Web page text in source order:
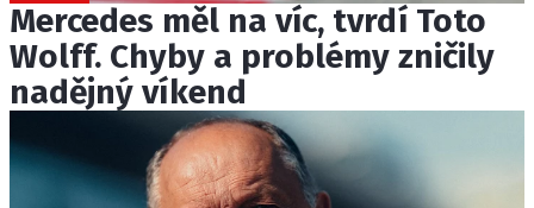
Mercedes měl na víc, tvrdí Toto
Wolff. Chyby a problémy zničily
nadějný víkend